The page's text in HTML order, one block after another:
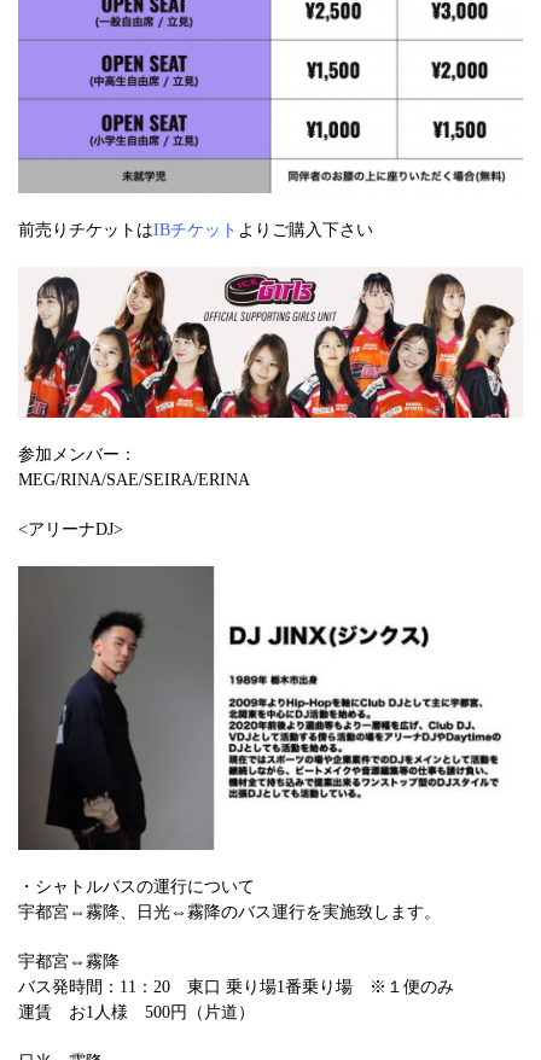
前売りチケットはIBチケット よりご購入下さい
参加メンバー：
MEG/RINA/SAE/SEIRA/ERINA
<アリーナDJ>
・シャトルバスの運行について
宇都宮⇔霧降、日光⇔霧降のバス運行を実施致します。
宇都宮⇔霧降
バス発時間：11：20 東口 乗り場1番乗り場 ※１便のみ
運賃 お1人様 500円（片道）